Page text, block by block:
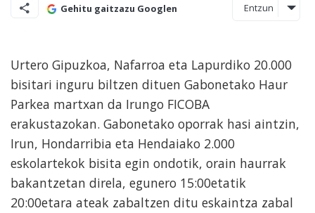
Gehitu gaitzazu Googlen Entzun
Urtero Gipuzkoa, Nafarroa eta Lapurdiko 20.000
bisitari inguru biltzen dituen Gabonetako Haur
Parkea martxan da Irungo FICOBA
erakustazokan. Gabonetako oporrak hasi aintzin,
Irun, Hondarribia eta Hendaiako 2.000
eskolartekok bisita egin ondotik, orain haurrak
bakantzetan direla, egunero 15:00etatik
20:00etara ateak zabaltzen ditu eskaintza zabal